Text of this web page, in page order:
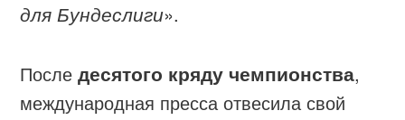
для Бундеслиги».
Последесятого кряду чемпионства,
международная пресса отвесила свой